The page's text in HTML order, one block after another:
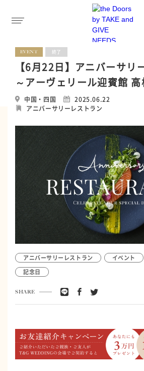
EVENT 終了
【6月22日】アニバーサ
～アーヴェリール迎賓館 高
中国・四国
2025.06.22
アニバーサリーレストラン
アニバーサリーレストラン イベント
記念日
SHARE